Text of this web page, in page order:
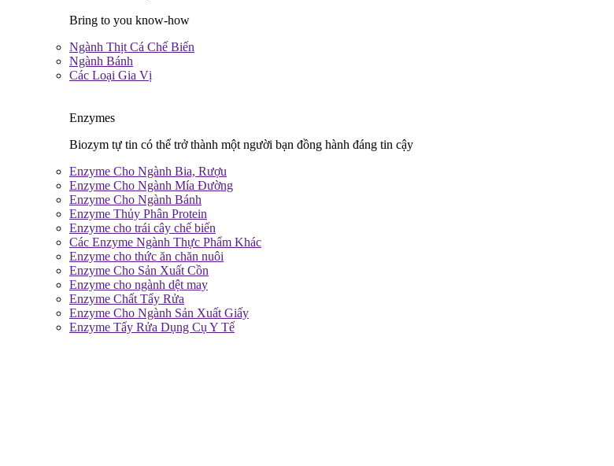
Bring to you know-how
Ngành Thịt Cá Chế Biến
Ngành Bánh
Các Loại Gia Vị
Enzymes
Biozym tự tin có thể trở thành một người bạn đồng hành đáng tin cậy
Enzyme Cho Ngành Bia, Rượu
Enzyme Cho Ngành Mía Đường
Enzyme Cho Ngành Bánh
Enzyme Thủy Phân Protein
Enzyme cho trái cây chế biến
Các Enzyme Ngành Thực Phẩm Khác
Enzyme cho thức ăn chăn nuôi
Enzyme Cho Sản Xuất Cồn
Enzyme cho ngành dệt may
Enzyme Chất Tẩy Rửa
Enzyme Cho Ngành Sản Xuất Giấy
Enzyme Tẩy Rửa Dụng Cụ Y Tế